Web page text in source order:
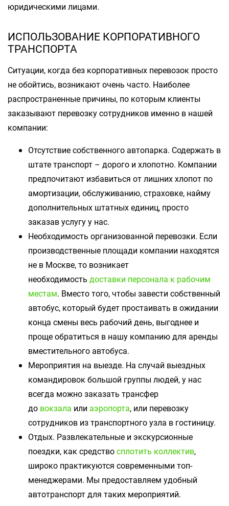
юридическими лицами.
ИСПОЛЬЗОВАНИЕ КОРПОРАТИВНОГО
ТРАНСПОРТА
Ситуации, когда без корпоративных перевозок просто
не обойтись, возникают очень часто. Наиболее
распространенные причины, по которым клиенты
заказывают перевозку сотрудников именно в нашей
компании:
Отсутствие собственного автопарка. Содержать в
штате транспорт – дорого и хлопотно. Компании
предпочитают избавиться от лишних хлопот по
амортизации, обслуживанию, страховке, найму
дополнительных штатных единиц, просто
заказав услугу у нас.
Необходимость организованной перевозки. Если
производственные площади компании находятся
не в Москве, то возникает
необходимость доставки персонала к рабочим
местам. Вместо того, чтобы завести собственный
автобус, который будет простаивать в ожидании
конца смены весь рабочий день, выгоднее и
проще обратиться в нашу компанию для аренды
вместительного автобуса.
Мероприятия на выезде. На случай выездных
командировок большой группы людей, у нас
всегда можно заказать трансфер
до вокзала или аэропорта, или перевозку
сотрудников из транспортного узла в гостиницу.
Отдых. Развлекательные и экскурсионные
поездки, как средствосплотить коллектив,
широко практикуются современными топ-
менеджерами. Мы предоставляем удобный
автотранспорт для таких мероприятий.